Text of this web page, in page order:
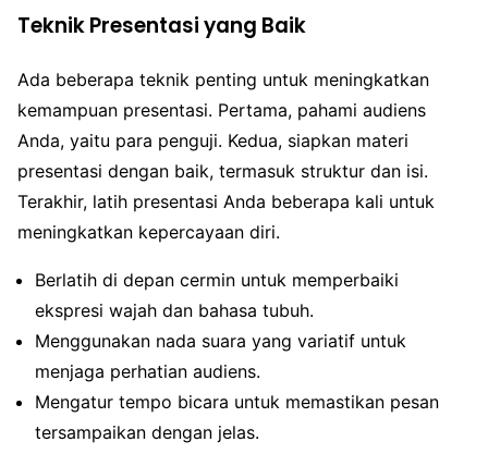
Teknik Presentasi yang Baik
Ada beberapa teknik penting untuk meningkatkan
kemampuan presentasi. Pertama, pahami audiens
Anda, yaitu para penguji. Kedua, siapkan materi
presentasi dengan baik, termasuk struktur dan isi.
Terakhir, latih presentasi Anda beberapa kali untuk
meningkatkan kepercayaan diri.
Berlatih di depan cermin untuk memperbaiki
ekspresi wajah dan bahasa tubuh.
Menggunakan nada suara yang variatif untuk
menjaga perhatian audiens.
Mengatur tempo bicara untuk memastikan pesan
tersampaikan dengan jelas.